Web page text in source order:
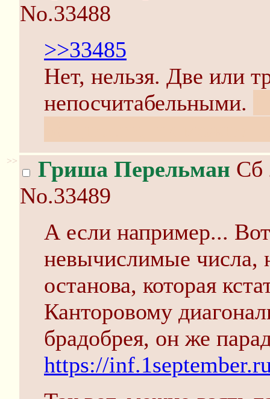
No.33488
>>33485
Нет, нельзя. Две или
непосчитабельными.
>> Гриша Перельман Сб
No.33489
А если например...
невычислимые числа,
останова, которая
Канторовому
брадобрея, он же
https://